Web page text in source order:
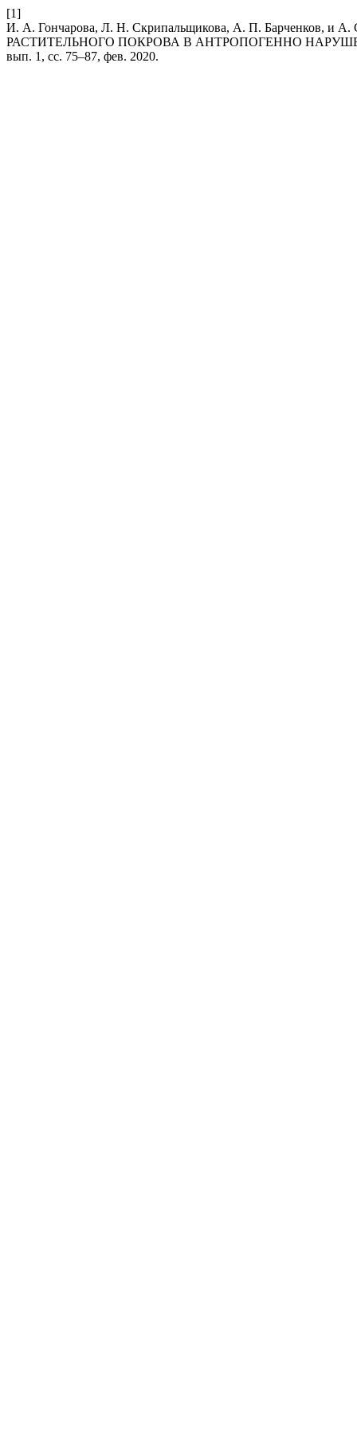
[1]
И. А. Гончарова, Л. Н. Скрипальщикова, А. П.
РАСТИТЕЛЬНОГО ПОКРОВА В АНТРОПОГЕННО
вып. 1, сс. 75–87, фев. 2020.